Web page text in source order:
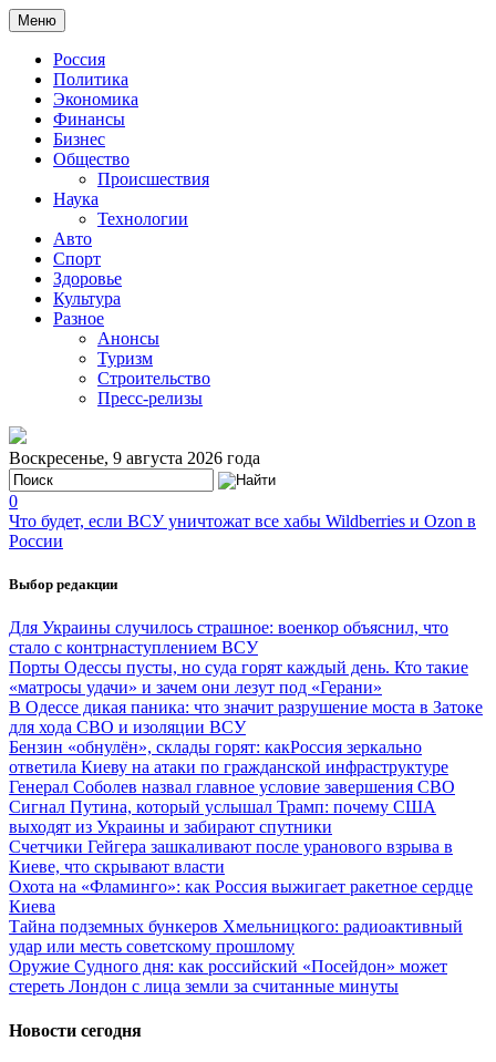
Меню
Россия
Политика
Экономика
Финансы
Бизнес
Общество
Происшествия
Наука
Технологии
Авто
Спорт
Здоровье
Культура
Разное
Анонсы
Туризм
Строительство
Пресс-релизы
Воскресенье, 9 августа 2026 года
0
Что будет, если ВСУ уничтожат все хабы Wildberries и Ozon в
России
Выбор редакции
Для Украины случилось страшное: военкор объяснил, что
стало с контрнаступлением ВСУ
Порты Одессы пусты, но суда горят каждый день. Кто такие
«матросы удачи» и зачем они лезут под «Герани»
В Одессе дикая паника: что значит разрушение моста в Затоке
для хода СВО и изоляции ВСУ
Бензин «обнулён», склады горят: какРоссия зеркально
ответила Киеву на атаки по гражданской инфраструктуре
Генерал Соболев назвал главное условие завершения СВО
Сигнал Путина, который услышал Трамп: почему США
выходят из Украины и забирают спутники
Счетчики Гейгера зашкаливают после уранового взрыва в
Киеве, что скрывают власти
Охота на «Фламинго»: как Россия выжигает ракетное сердце
Киева
Тайна подземных бункеров Хмельницкого: радиоактивный
удар или месть советскому прошлому
Оружие Судного дня: как российский «Посейдон» может
стереть Лондон с лица земли за считанные минуты
Новости сегодня